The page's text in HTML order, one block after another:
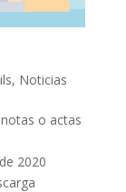
, Noticias
o actas
2020